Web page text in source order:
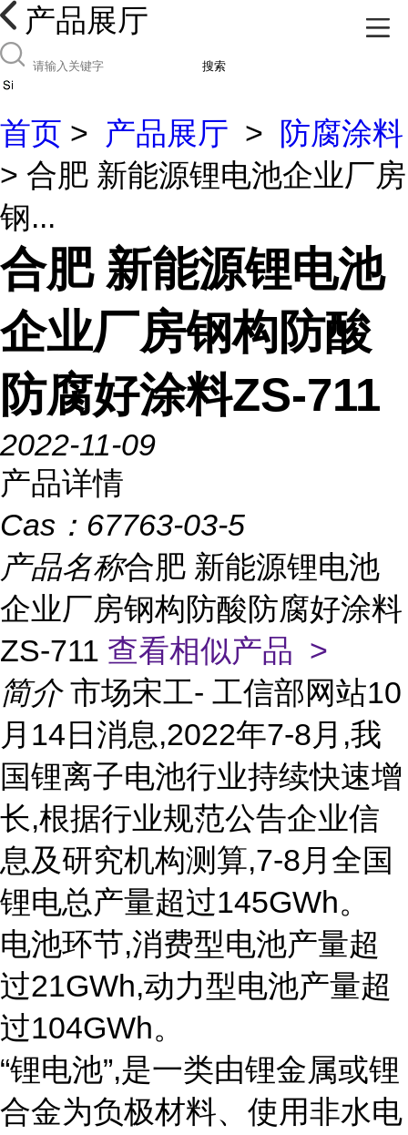
产品展厅
搜索
首页 > 产品展厅 >
防腐涂料
> 合肥 新能源锂电池企业厂房
钢...
合肥 新能源锂电池
企业厂房钢构防酸
防腐好涂料ZS-711
2022-11-09
产品详情
Cas： 67763-03-5
产品名称合肥 新能源锂电池
企业厂房钢构防酸防腐好涂料
ZS-711 查看相似产品 >
简介 市场宋工- 工信部网站10
月14日消息,2022年7-8月,我
国锂离子电池行业持续快速增
长,根据行业规范公告企业信
息及研究机构测算,7-8月全国
锂电总产量超过145GWh。
电池环节,消费型电池产量超
过21GWh,动力型电池产量超
过104GWh。
“锂电池”,是一类由锂金属或锂
合金为负极材料、使用非水电